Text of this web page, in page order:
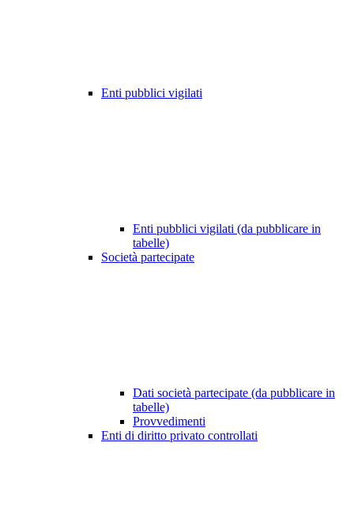
Enti pubblici vigilati
Enti pubblici vigilati (da pubblicare in
tabelle)
Società partecipate
Dati società partecipate (da pubblicare in
tabelle)
Provvedimenti
Enti di diritto privato controllati